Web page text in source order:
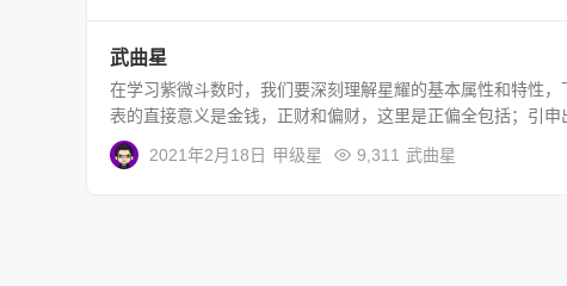
武曲星
在学习紫微斗数时，我们要深刻理解星耀的基本属性和特性
表的直接意义是金钱，正财和偏财，这里是正偏全包括；引申
2021年2月18日 甲级星 9,311 武曲星